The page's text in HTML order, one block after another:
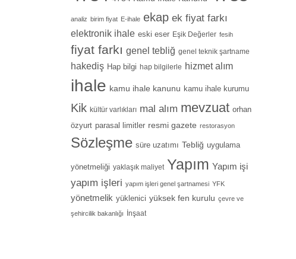
analiz birim fiyat E-ihale ekap ek fiyat farkı
elektronik ihale eski eser Eşik Değerler fesih
fiyat farkı genel tebliğ genel teknik şartname
hakediş Hap bilgi hap bilgilerle hizmet alım
ihale kamu ihale kanunu kamu ihale kurumu
Kik kültür varlıkları mal alım mevzuat orhan
özyurt parasal limitler resmi gazete restorasyon
Sözleşme süre uzatımı Tebliğ uygulama
yönetmeliği yaklaşık maliyet Yapım Yapım işi
yapım işleri yapım işleri genel şartnamesi YFK
yönetmelik yüklenici yüksek fen kurulu çevre ve
şehircilik bakanlığı İnşaat